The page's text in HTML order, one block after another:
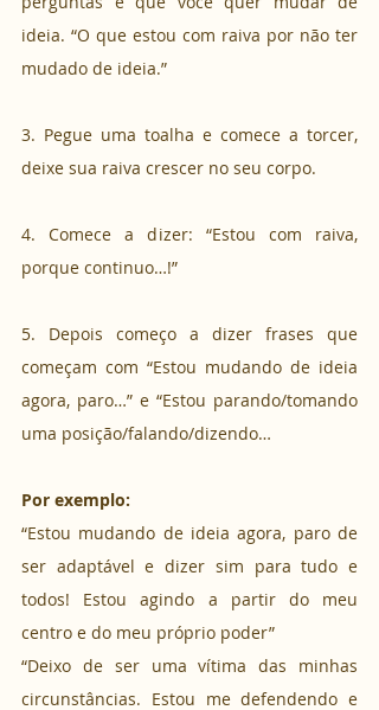
ideia. “O que estou com raiva por não ter
mudado de ideia.”
3. Pegue uma toalha e comece a torcer,
deixe sua raiva crescer no seu corpo.
4. Comece a dizer: “Estou com raiva,
porque continuo…!”
5. Depois começo a dizer frases que
começam com “Estou mudando de ideia
agora, paro…” e “Estou parando/tomando
uma posição/falando/dizendo…
Por exemplo:
“Estou mudando de ideia agora, paro de
ser adaptável e dizer sim para tudo e
todos! Estou agindo a partir do meu
centro e do meu próprio poder”
“Deixo de ser uma vítima das minhas
circunstâncias. Estou me defendendo e